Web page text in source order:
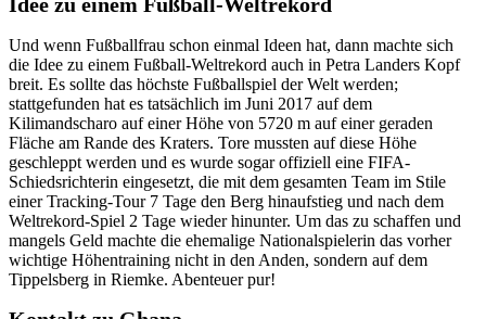
Und wenn Fußballfrau schon einmal Ideen hat, dann machte sich
die Idee zu einem Fußball-Weltrekord auch in Petra Landers Kopf
breit. Es sollte das höchste Fußballspiel der Welt werden;
stattgefunden hat es tatsächlich im Juni 2017 auf dem
Kilimandscharo auf einer Höhe von 5720 m auf einer geraden
Fläche am Rande des Kraters. Tore mussten auf diese Höhe
geschleppt werden und es wurde sogar offiziell eine FIFA-
Schiedsrichterin eingesetzt, die mit dem gesamten Team im Stile
einer Tracking-Tour 7 Tage den Berg hinaufstieg und nach dem
Weltrekord-Spiel 2 Tage wieder hinunter. Um das zu schaffen und
mangels Geld machte die ehemalige Nationalspielerin das vorher
wichtige Höhentraining nicht in den Anden, sondern auf dem
Tippelsberg in Riemke. Abenteuer pur!